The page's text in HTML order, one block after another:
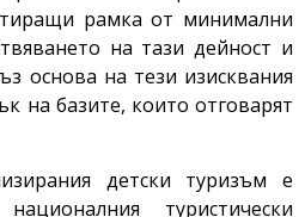
рамка от минимални
на тази дейност и
основа на тези изисквания
на базите, които отговарят
детски туризъм е
туристически